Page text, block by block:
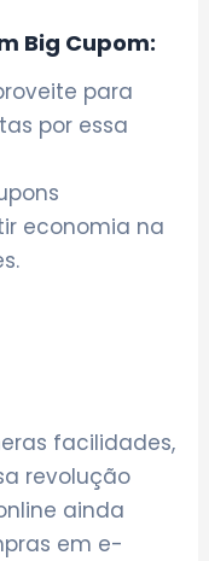
Big Cupom:
para
por essa
economia na
facilidades,
revolução
ainda
em e-